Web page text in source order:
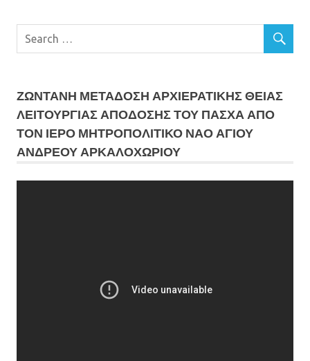
ΖΩΝΤΑΝΗ ΜΕΤΆΔΟΣΗ ΑΡΧΙΕΡΑΤΙΚΗΣ ΘΕΙΑΣ
ΛΕΙΤΟΥΡΓΙΑΣ ΑΠΟΔΟΣΗΣ ΤΟΥ ΠΑΣΧΑ ΑΠΟ
ΤΟΝ ΙΕΡΟ ΜΗΤΡΟΠΟΛΙΤΙΚΟ ΝΑΟ ΑΓΙΟΥ
ΑΝΔΡΕΟΥ ΑΡΚΑΛΟΧΩΡΙΟΥ